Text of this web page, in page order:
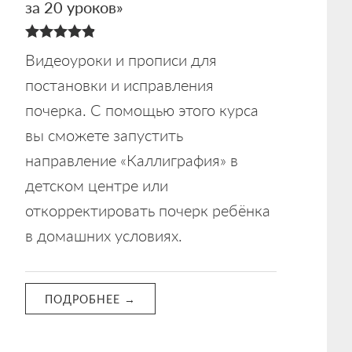
за 20 уроков»
из 5
Видеоуроки и прописи для
постановки и исправления
почерка. С помощью этого курса
вы сможете запустить
направление «Каллиграфия» в
детском центре или
откорректировать почерк ребёнка
в домашних условиях.
ПОДРОБНЕЕ →